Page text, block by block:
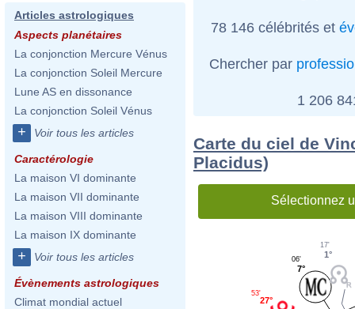
Articles astrologiques
Aspects planétaires
La conjonction Mercure Vénus
La conjonction Soleil Mercure
Lune AS en dissonance
La conjonction Soleil Vénus
+ Voir tous les articles
Caractérologie
La maison VI dominante
La maison VII dominante
La maison VIII dominante
La maison IX dominante
+ Voir tous les articles
Évènements astrologiques
Climat mondial actuel
78 146 célébrités et
Chercher par
1 206
Carte du ciel de
Placidus)
Sélectionnez
1°
17'
7°
06'
27°
53'